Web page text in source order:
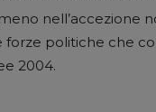
nell’accezione
politiche che
2004.